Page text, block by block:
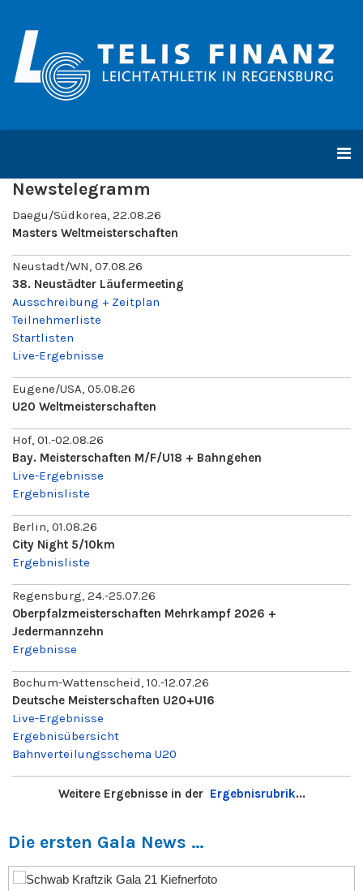
Newstelegramm
Daegu/Südkorea, 22.08.26
Masters Weltmeisterschaften
Neustadt/WN, 07.08.26
38. Neustädter Läufermeeting
Ausschreibung + Zeitplan
Teilnehmerliste
Startlisten
Live-Ergebnisse
Eugene/USA, 05.08.26
U20 Weltmeisterschaften
Hof, 01.-02.08.26
Bay. Meisterschaften M/F/U18 + Bahngehen
Live-Ergebnisse
Ergebnisliste
Berlin, 01.08.26
City Night 5/10km
Ergebnisliste
Regensburg, 24.-25.07.26
Oberpfalzmeisterschaften Mehrkampf 2026 +
Jedermannzehn
Ergebnisse
Bochum-Wattenscheid, 10.-12.07.26
Deutsche Meisterschaften U20+U16
Live-Ergebnisse
Ergebnisübersicht
Bahnverteilungsschema U20
Weitere Ergebnisse in der Ergebnisrubrik...
Die ersten Gala News …